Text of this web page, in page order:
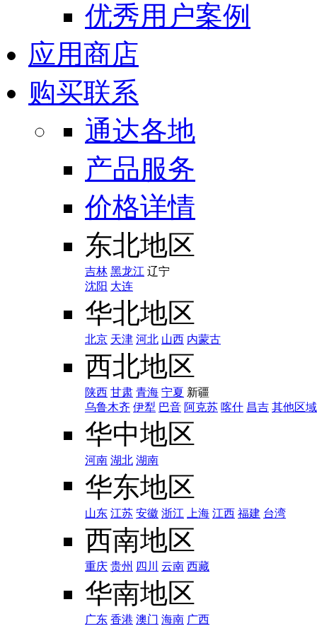
优秀用户案例
应用商店
购买联系
通达各地
产品服务
价格详情
东北地区
吉林 黑龙江 辽宁
沈阳 大连
华北地区
北京 天津 河北 山西 内蒙古
西北地区
陕西 甘肃 青海 宁夏 新疆
乌鲁木齐 伊犁 巴音 阿克苏 喀什 昌吉 其他区域
华中地区
河南 湖北 湖南
华东地区
山东 江苏 安徽 浙江 上海 江西 福建 台湾
西南地区
重庆 贵州 四川 云南 西藏
华南地区
广东 香港 澳门 海南 广西